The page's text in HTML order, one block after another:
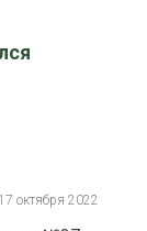
17 октября 2022